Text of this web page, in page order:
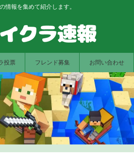
情報を集めて紹介します。
投票 フレンド募集 お問い合わせ